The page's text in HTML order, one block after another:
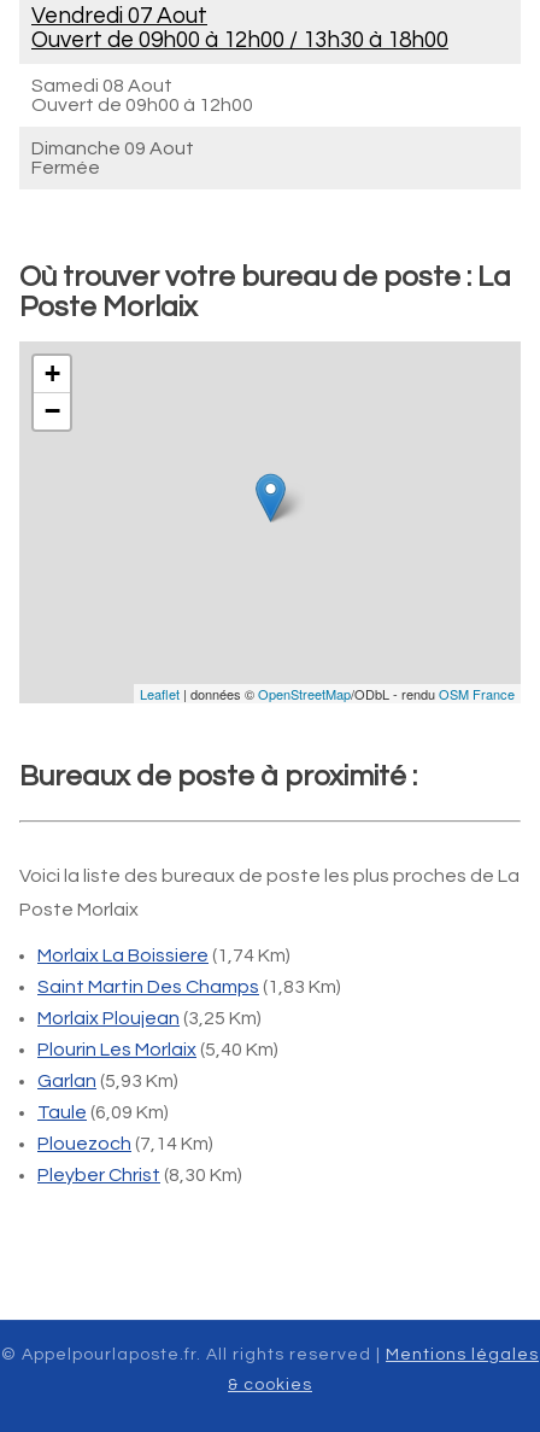
Vendredi 07 Aout
Ouvert de 09h00 à 12h00 / 13h30 à 18h00
Samedi 08 Aout
Ouvert de 09h00 à 12h00
Dimanche 09 Aout
Fermée
Où trouver votre bureau de poste : La
Poste Morlaix
+
−
Leaflet | données ©OpenStreetMap/ODbL - renduOSM France
Bureaux de poste à proximité :
Voici la liste des bureaux de poste les plus proches de La
Poste Morlaix
Morlaix La Boissiere (1,74 Km)
Saint Martin Des Champs (1,83 Km)
Morlaix Ploujean (3,25 Km)
Plourin Les Morlaix(5,40 Km)
Garlan (5,93 Km)
Taule (6,09 Km)
Plouezoch (7,14 Km)
Pleyber Christ (8,30 Km)
© Appelpourlaposte.fr. All rights reserved |
Mentions légales
& cookies